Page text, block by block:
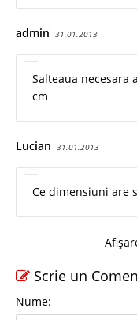
admin 31.01.2013
Salteaua necesara
cm
Lucian 31.01.2013
Ce dimensiuni are
Scrie un
Nume: